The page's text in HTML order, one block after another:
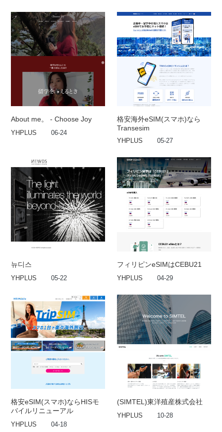
About me。 - Choose Joy
YHPLUS 06-24
格安海外eSIM(スマホ)なら
Transesim
YHPLUS 05-27
뉴디스
YHPLUS 05-22
フィリピンeSIMはCEBU21
YHPLUS 04-29
格安eSIM(スマホ)ならHISモ
バイルリニューアル
YHPLUS 04-18
(SIMTEL)東洋殖産株式会社
YHPLUS 10-28